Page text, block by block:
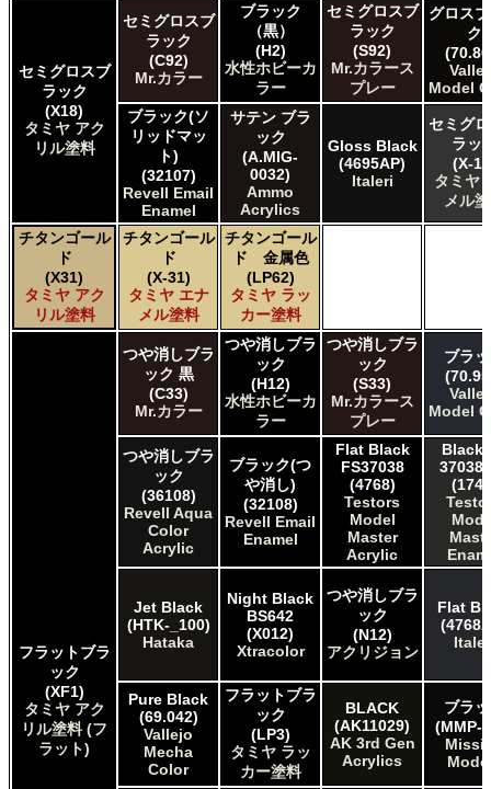
セミグロスブ
ラック
(X18)
タミヤ アク
リル塗料
セミグロスブ
ラック
(C92)
Mr.カラー
ブラック
（黒）
(H2)
水性ホビーカ
ラー
セミグロスブ
ラック
(S92)
Mr.カラース
プレー
グロス
ク
Model
ブラック(ソ
リッドマッ
ト)
(32107)
Revell Email
Enamel
サテン ブラ
ック
(A.MIG-
0032)
Ammo
Acrylics
Gloss Black
(4695AP)
Italeri
セミグ
ラッ
(X-
タミヤ
メル
チタンゴール
ド
(X31)
タミヤ アク
リル塗料
チタンゴール
ド
(X-31)
タミヤ エナ
メル塗料
チタンゴール
ド 金属色
(LP62)
タミヤ ラッ
カー塗料
フラットブラ
ック
(XF1)
タミヤ アク
リル塗料 (フ
ラット)
つや消しブラ
ック 黒
(C33)
Mr.カラー
つや消しブラ
ック
(H12)
水性ホビーカ
ラー
つや消しブラ
ック
(S33)
Mr.カラース
プレー
ブラ
Model
つや消しブラ
ック
(36108)
Revell Aqua
Color
Acrylic
ブラック(つ
や消し)
(32108)
Revell Email
Enamel
Flat Black
FS37038
(4768)
Testors
Model
Master
Acrylic
Black
37038
Jet Black
(HTK-_100)
Hataka
Night Black
BS642
(X012)
Xtracolor
つや消しブラ
ック
(N12)
アクリジョン
Flat
Pure Black
(69.042)
Vallejo
Mecha
Color
フラットブラ
ック
(LP3)
タミヤ ラッ
カー塗料
BLACK
(AK11029)
AK 3rd Gen
Acrylics
ブラ
(MMP-